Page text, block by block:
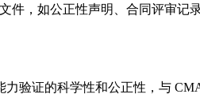
件，如公正性声明、合同评审记
验证的科学性和公正性，与